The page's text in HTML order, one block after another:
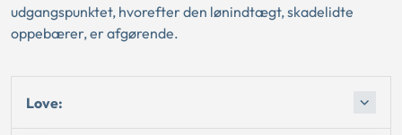
udgangspunktet, hvorefter den lønindtægt, skadelidte
oppebærer, er afgørende.
Love: